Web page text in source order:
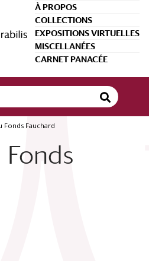
À PROPOS
COLLECTIONS
EXPOSITIONS VIRTUELLES
MISCELLANÉES
CARNET PANACÉE
Fonds Fauchard